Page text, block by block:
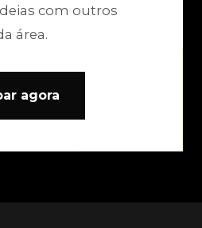
com outros
área.
agora